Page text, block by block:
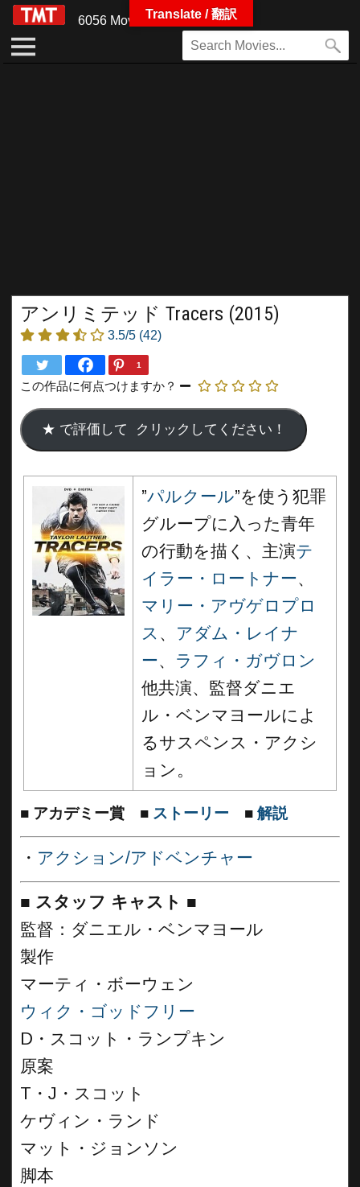
6056 Movies
アンリミテッド Tracers (2015)
3.5/5 (42)
1
この作品に何点つけますか？
”パルクール”を使う犯罪
グループに入った青年
の行動を描く、主演テ
イラー・ロートナー、
マリー・アヴゲロプロ
ス 、 アダム・レイナ
ー、 ラフィ・ガヴロン
他共演、監督ダニエ
ル・ベンマヨールによ
るサスペンス・アクシ
ョン。
■ アカデミー賞 ■ ストーリー ■ 解説
・ アクション/アドベンチャー
■ スタッフ キャスト ■
監督：ダニエル・ベンマヨール
製作
マーティ・ボーウェン
ウィク・ゴッドフリー
D・スコット・ランプキン
原案
T・J・スコット
ケヴィン・ランド
マット・ジョンソン
脚本
Translate / 翻訳